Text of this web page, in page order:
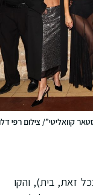
צילום רפי דלויה
זאת, בית), והקו